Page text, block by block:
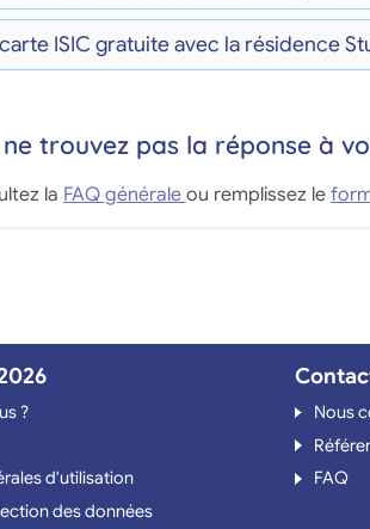
ISIC gratuite avec la résidence
trouvez pas la réponse à
la FAQ générale ou remplissez le
?
d'utilisation
des données
Nous
FAQ